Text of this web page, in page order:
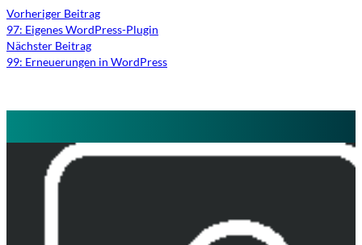
Vorheriger Beitrag
97: Eigenes WordPress-Plugin
Nächster Beitrag
99: Erneuerungen in WordPress